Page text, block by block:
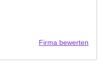
Firma bewerten